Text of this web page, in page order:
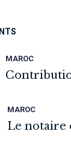
MAROC
MAROC
Le notaire